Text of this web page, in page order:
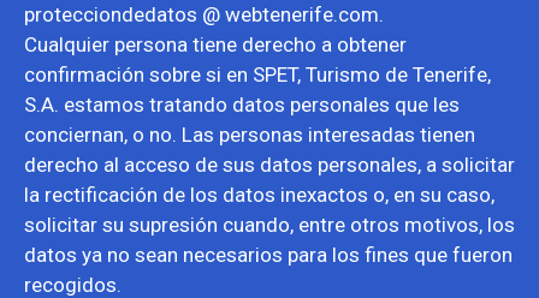
protecciondedatos @ webtenerife.com.
Cualquier persona tiene derecho a obtener
confirmación sobre si en SPET, Turismo de Tenerife,
S.A. estamos tratando datos personales que les
conciernan, o no. Las personas interesadas tienen
derecho al acceso de sus datos personales, a solicitar
la rectificación de los datos inexactos o, en su caso,
solicitar su supresión cuando, entre otros motivos, los
datos ya no sean necesarios para los fines que fueron
recogidos.